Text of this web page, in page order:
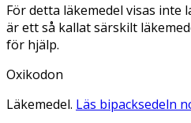
För detta läkemedel visas
är ett så kallat särskilt
för hjälp.
Oxikodon
Läkemedel. Läs bipacksedeln